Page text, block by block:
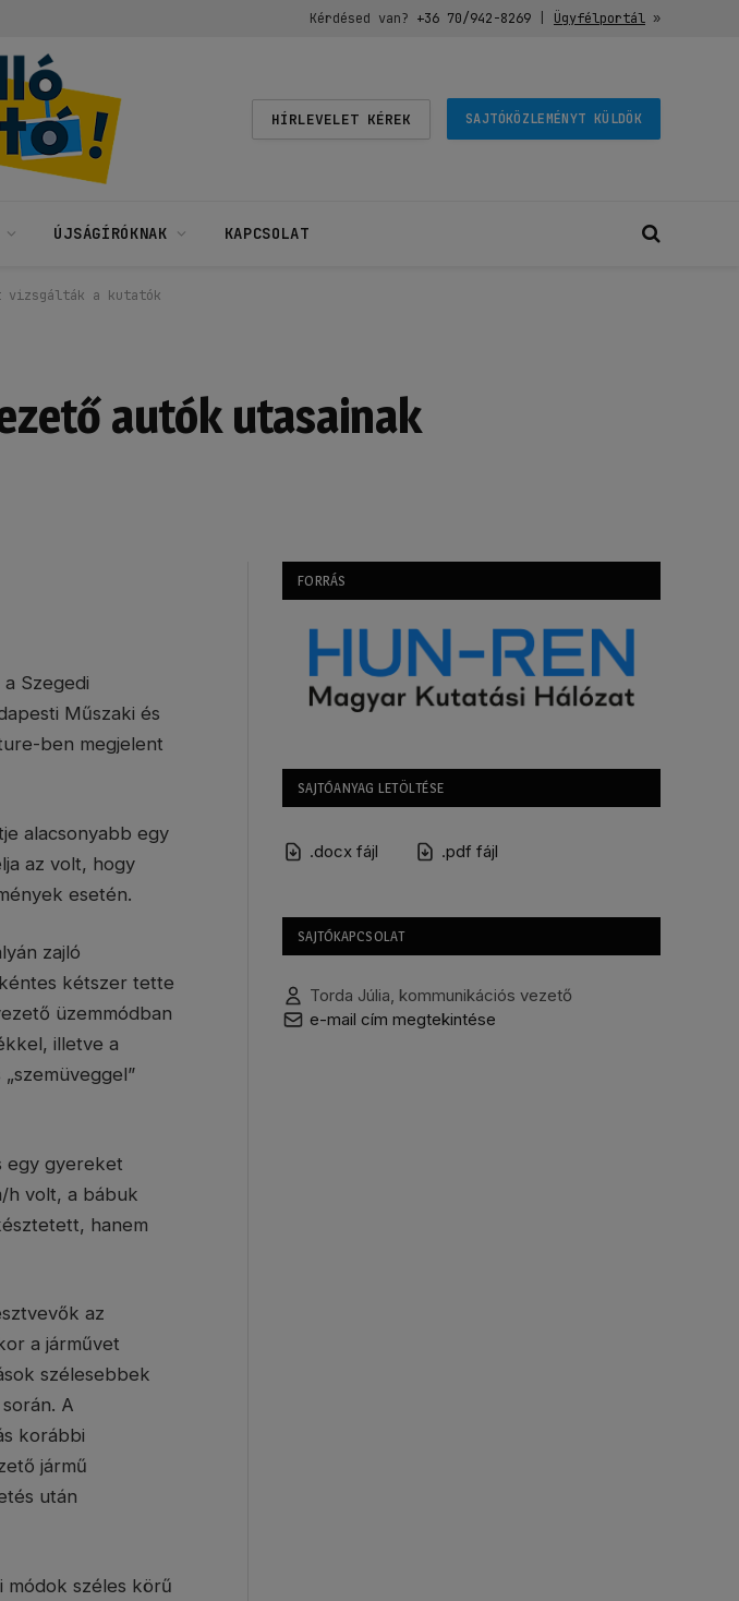
Kérdésed van? +36 70/942-8269| Ügyfélportál»
HÍRLEVELET KÉREK SAJTÓKÖZLEMÉNYT KÜLDÖK
ÚJSÁGÍRÓKNAK KAPCSOLAT
vizsgálták a kutatók
autók utasainak
Szegedi
Műszaki és
ben megjelent
alacsonyabb egy
az volt, hogy
esetén.
zajló
kétszer tette
üzemmódban
illetve a
egy gyereket
h volt, a bábuk
hanem
az
a járművet
szélesebbek
A
korábbi
jármű
után
széles körű
FORRÁS
SAJTÓANYAG LETÖLTÉSE
.docx fájl .pdf fájl
SAJTÓKAPCSOLAT
Torda Júlia, kommunikációs vezető
e-mail cím megtekintése